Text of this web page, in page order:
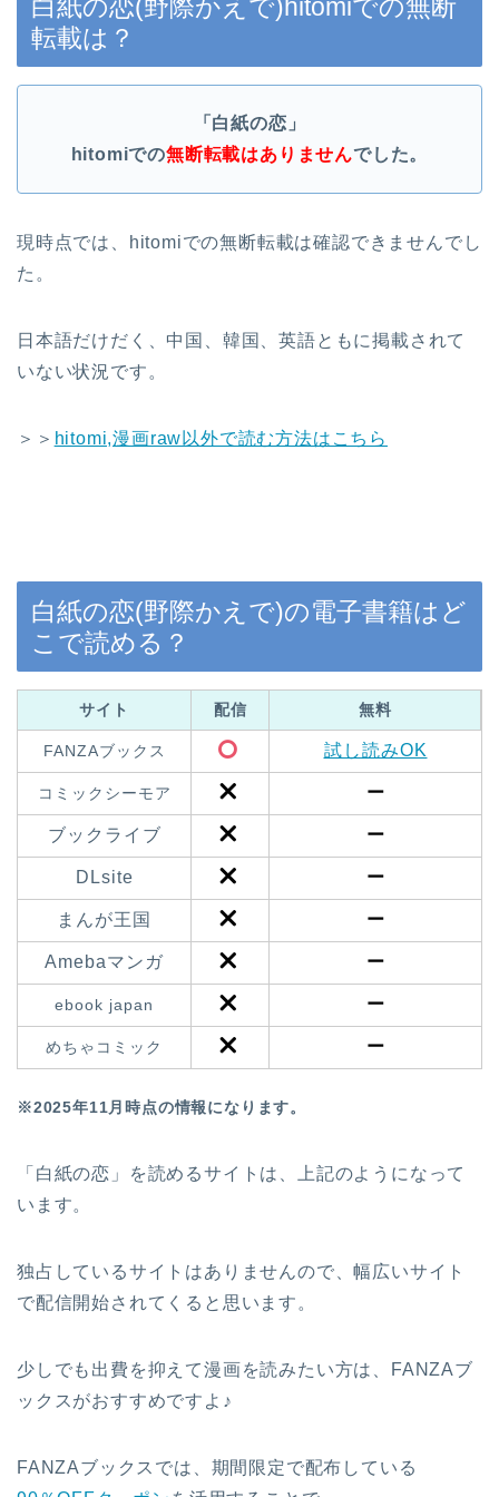
白紙の恋(野際かえで)hitomiでの無断
転載は？
「白紙の恋」
hitomiでの無断転載はありませんでした。
現時点では、hitomiでの無断転載は確認できませんでし
た。
日本語だけだく、中国、韓国、英語ともに掲載されて
いない状況です。
＞＞ hitomi,漫画raw以外で読む方法はこちら
白紙の恋(野際かえで)の電子書籍はど
こで読める？
サイト 配信 無料
FANZAブックス 試し読みOK
コミックシーモア ー
ブックライブ ー
DLsite ー
まんが王国 ー
Amebaマンガ ー
ebook japan ー
めちゃコミック ー
※2025年11月時点の情報になります。
「白紙の恋」を読めるサイトは、上記のようになって
います。
独占しているサイトはありませんので、幅広いサイト
で配信開始されてくると思います。
少しでも出費を抑えて漫画を読みたい方は、FANZAブ
ックスがおすすめですよ♪
FANZAブックスでは、期間限定で配布している